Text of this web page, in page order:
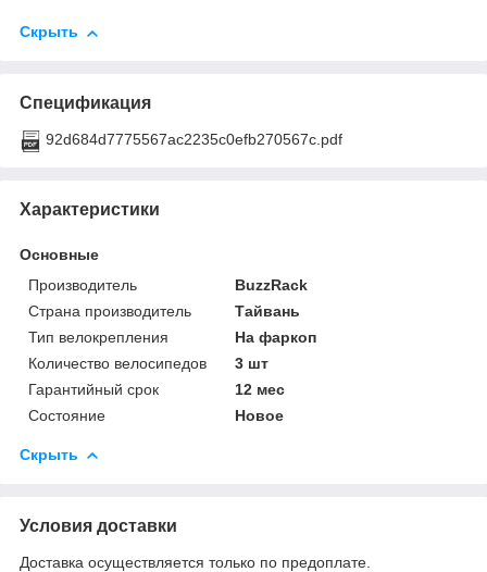
Скрыть
Спецификация
92d684d7775567ac2235c0efb270567c.pdf
Характеристики
Основные
Производитель
BuzzRack
Страна производитель
Тайвань
Тип велокрепления
На фаркоп
Количество велосипедов
3 шт
Гарантийный срок
12 мес
Состояние
Новое
Скрыть
Условия доставки
Доставка осуществляется только по предоплате.